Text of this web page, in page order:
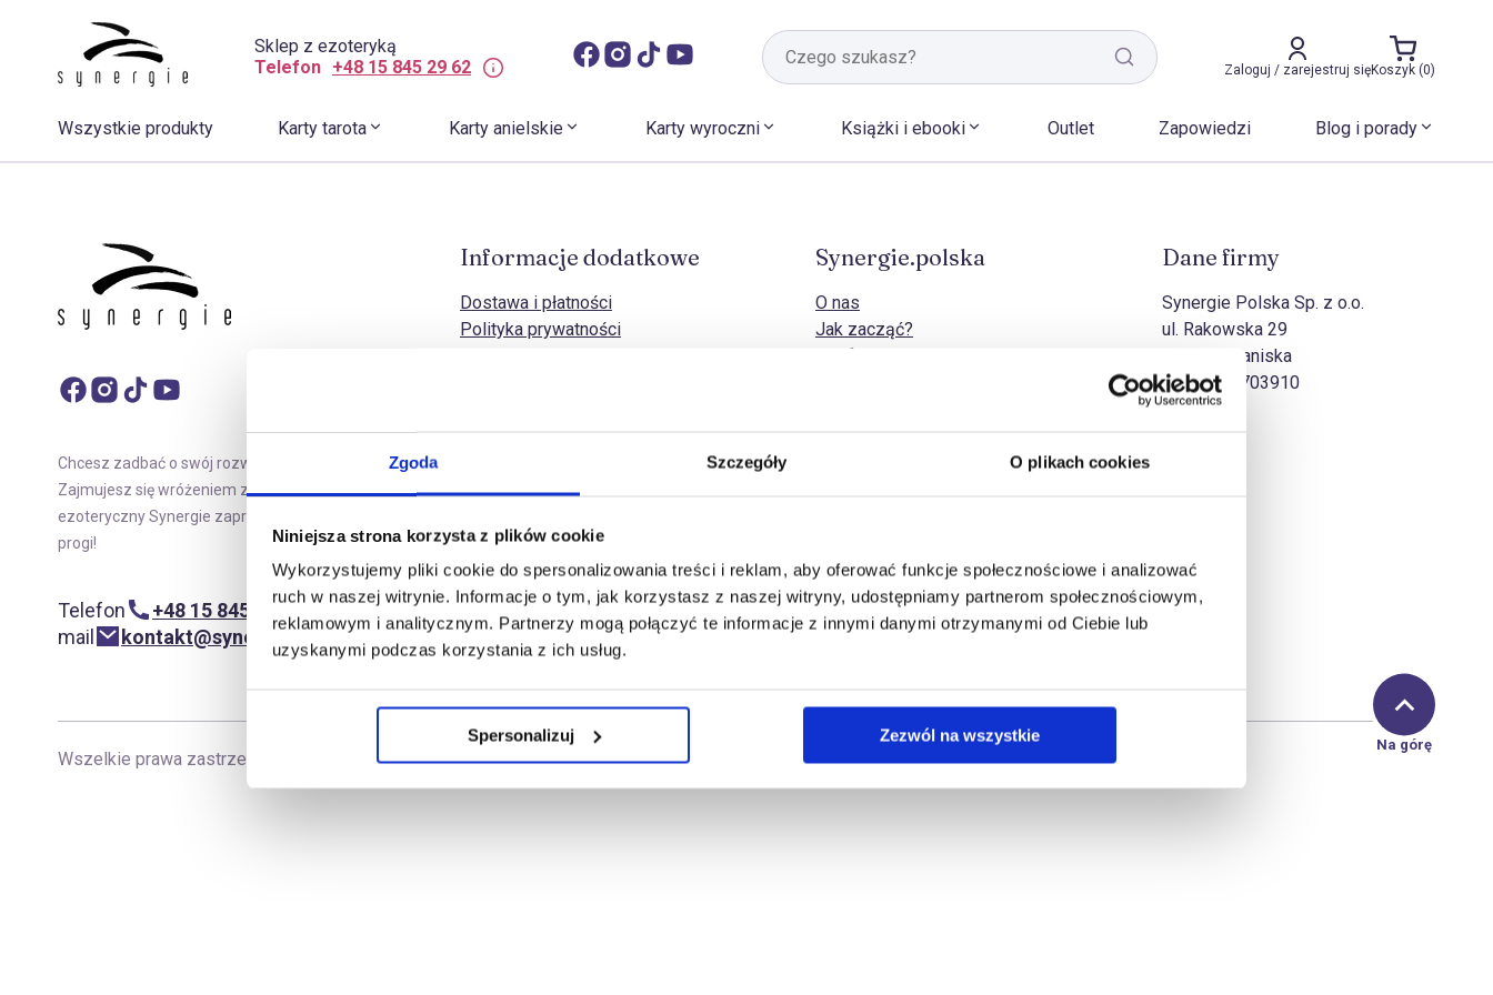
Zgoda Szczegóły O plikach cookies
Niniejsza strona korzysta z plików cookie
Wykorzystujemy pliki cookie do spersonalizowania treści i reklam, aby oferować funkcje społecznościowe i analizować
ruch w naszej witrynie. Informacje o tym, jak korzystasz z naszej witryny, udostępniamy partnerom społecznościowym,
reklamowym i analitycznym. Partnerzy mogą połączyć te informacje z innymi danymi otrzymanymi od Ciebie lub
uzyskanymi podczas korzystania z ich usług.
Spersonalizuj Zezwól na wszystkie
Sklep z ezoteryką
Telefon +48 15 845 29 62 Zaloguj / zarejestruj sięKoszyk (0)
Wszystkie produkty Karty tarota Karty anielskie Karty wyroczni Książki i ebooki Outlet Zapowiedzi Blog i porady
Chcesz zadbać o swój rozwój duchowy?
Zajmujesz się wróżeniem z kart tarota? Sklep
ezoteryczny Synergie zaprasza w swoje
progi!
Telefon
+48 15 845 29 62
mail
kontakt@synergiepolska.pl
Informacje dodatkowe
Dostawa i płatności
Polityka prywatności
FAQ – pytania i odpowiedzi
Synergie.polska
O nas
Jak zacząć?
Strefa B2B
Dane firmy
Synergie Polska Sp. z o.o.
ul. Rakowska 29
27-570 Iwaniska
NIP:8631703910
Wszelkie prawa zastrzeżone Copyright Synergie Polska ©2026 | RealizacjaIdeo Force Ideo
Na górę